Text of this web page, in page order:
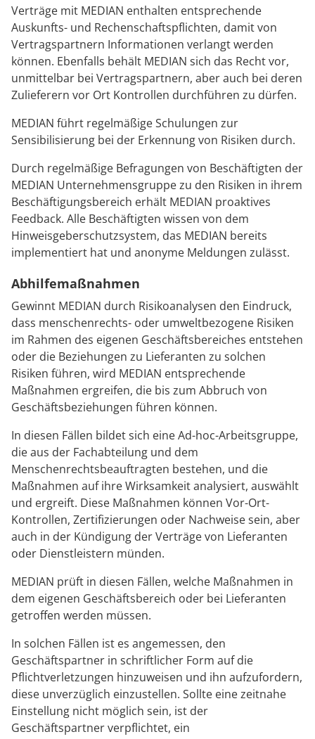
Verträge mit MEDIAN enthalten entsprechende
Auskunfts- und Rechenschaftspflichten, damit von
Vertragspartnern Informationen verlangt werden
können. Ebenfalls behält MEDIAN sich das Recht vor,
unmittelbar bei Vertragspartnern, aber auch bei deren
Zulieferern vor Ort Kontrollen durchführen zu dürfen.
MEDIAN führt regelmäßige Schulungen zur
Sensibilisierung bei der Erkennung von Risiken durch.
Durch regelmäßige Befragungen von Beschäftigten der
MEDIAN Unternehmensgruppe zu den Risiken in ihrem
Beschäftigungsbereich erhält MEDIAN proaktives
Feedback. Alle Beschäftigten wissen von dem
Hinweisgeberschutzsystem, das MEDIAN bereits
implementiert hat und anonyme Meldungen zulässt.
Abhilfemaßnahmen
Gewinnt MEDIAN durch Risikoanalysen den Eindruck,
dass menschenrechts- oder umweltbezogene Risiken
im Rahmen des eigenen Geschäftsbereiches entstehen
oder die Beziehungen zu Lieferanten zu solchen
Risiken führen, wird MEDIAN entsprechende
Maßnahmen ergreifen, die bis zum Abbruch von
Geschäftsbeziehungen führen können.
In diesen Fällen bildet sich eine Ad-hoc-Arbeitsgruppe,
die aus der Fachabteilung und dem
Menschenrechtsbeauftragten bestehen, und die
Maßnahmen auf ihre Wirksamkeit analysiert, auswählt
und ergreift. Diese Maßnahmen können Vor-Ort-
Kontrollen, Zertifizierungen oder Nachweise sein, aber
auch in der Kündigung der Verträge von Lieferanten
oder Dienstleistern münden.
MEDIAN prüft in diesen Fällen, welche Maßnahmen in
dem eigenen Geschäftsbereich oder bei Lieferanten
getroffen werden müssen.
In solchen Fällen ist es angemessen, den
Geschäftspartner in schriftlicher Form auf die
Pflichtverletzungen hinzuweisen und ihn aufzufordern,
diese unverzüglich einzustellen. Sollte eine zeitnahe
Einstellung nicht möglich sein, ist der
Geschäftspartner verpflichtet, ein